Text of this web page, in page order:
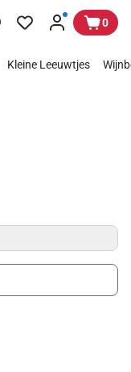
0
Kleine Leeuwtjes